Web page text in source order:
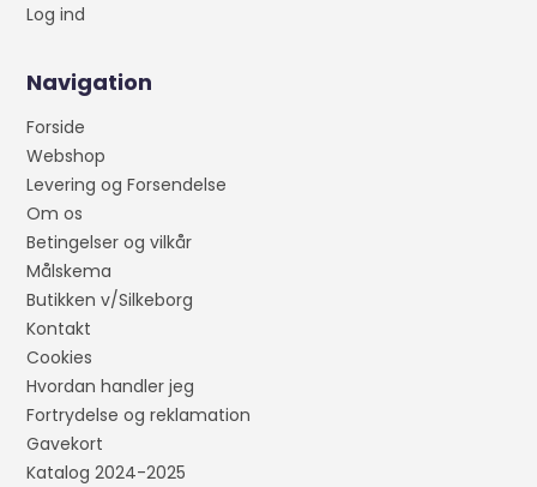
Log ind
Navigation
Forside
Webshop
Levering og Forsendelse
Om os
Betingelser og vilkår
Målskema
Butikken v/Silkeborg
Kontakt
Cookies
Hvordan handler jeg
Fortrydelse og reklamation
Gavekort
Katalog 2024-2025